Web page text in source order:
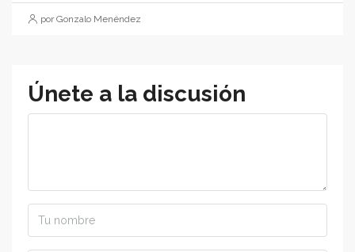
por Gonzalo Menéndez
Únete a la discusión